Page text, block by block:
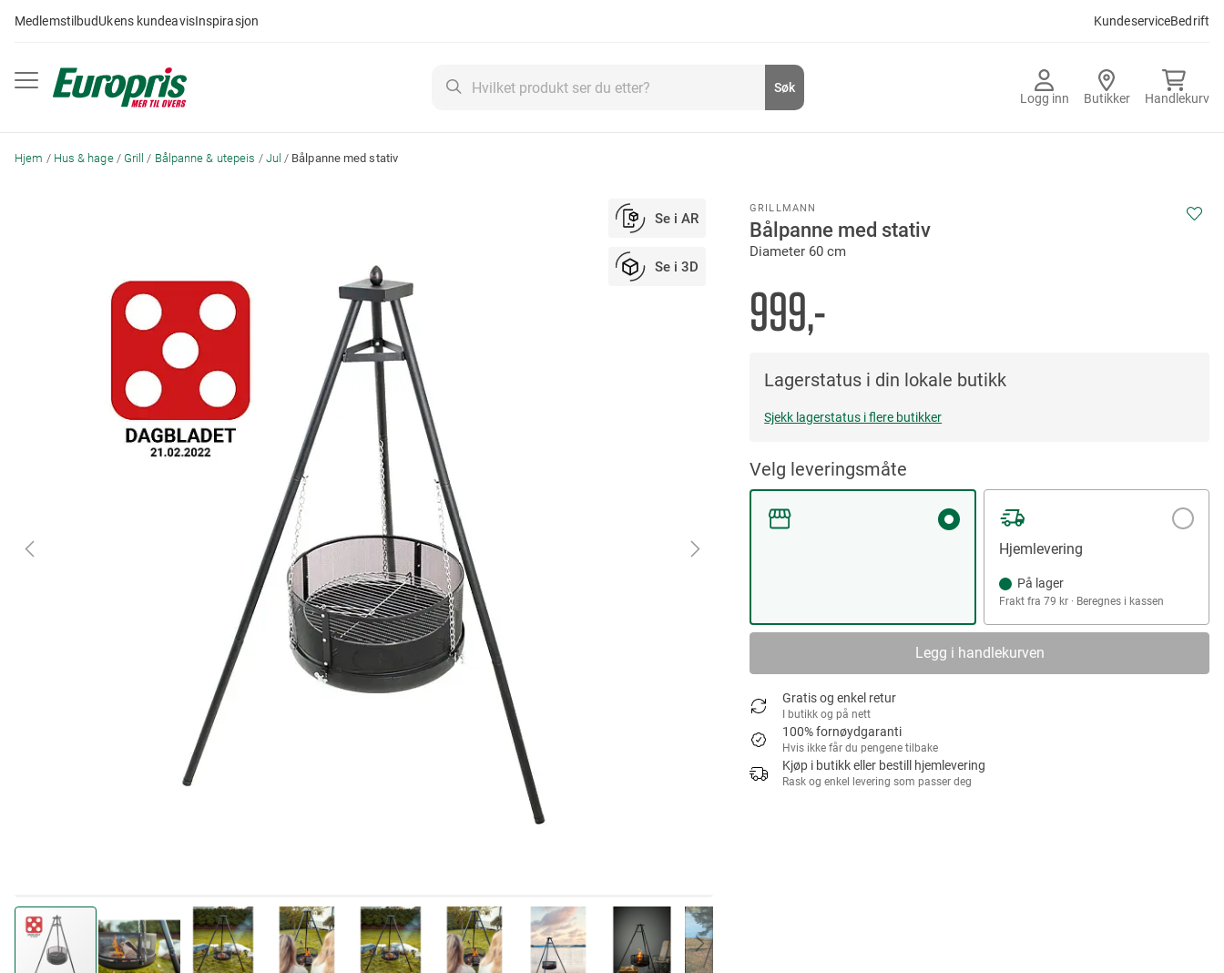
til
MedlemstilbudUkens kundeavisInspirasjon KundeserviceBedrift
Logg inn Butikker Handlekurv
Søk
Hjem Hus & hage Grill Bålpanne & utepeis Jul Bålpanne med stativ
GRILLMANN
Bålpanne med stativ
Diameter 60 cm
999,-
Lagerstatus i din lokale butikk
Sjekk lagerstatus i flere butikker
Velg leveringsmåte
Hjemlevering
På lager
Frakt fra 79 kr · Beregnes i kassen
Legg i handlekurven
Gratis og enkel retur
I butikk og på nett
100% fornøydgaranti
Hvis ikke får du pengene tilbake
Kjøp i butikk eller bestill hjemlevering
Rask og enkel levering som passer deg
Se i AR
Se i 3D